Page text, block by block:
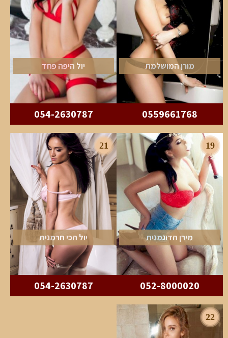
מורן המושלמת
0559661768
יול היפה פחד
054-2630787
19
מירן הדוגמנית
052-8000020
21
יול הכי חרמנית
054-2630787
22